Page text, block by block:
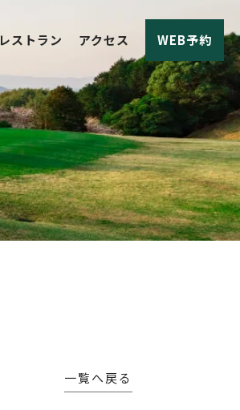
レストラン アクセス WEB予約
一覧へ戻る